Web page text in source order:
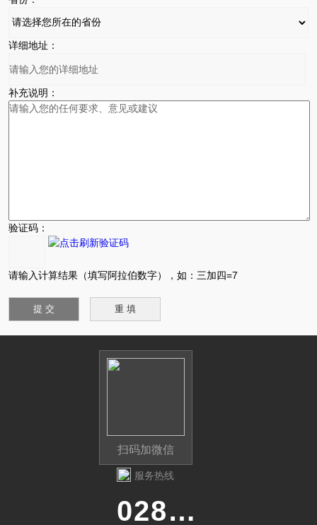
详细地址：
补充说明：
验证码：
请输入计算结果（填写阿拉伯数字），如：三加四=7
扫码加微信
服务热线
028-87741718